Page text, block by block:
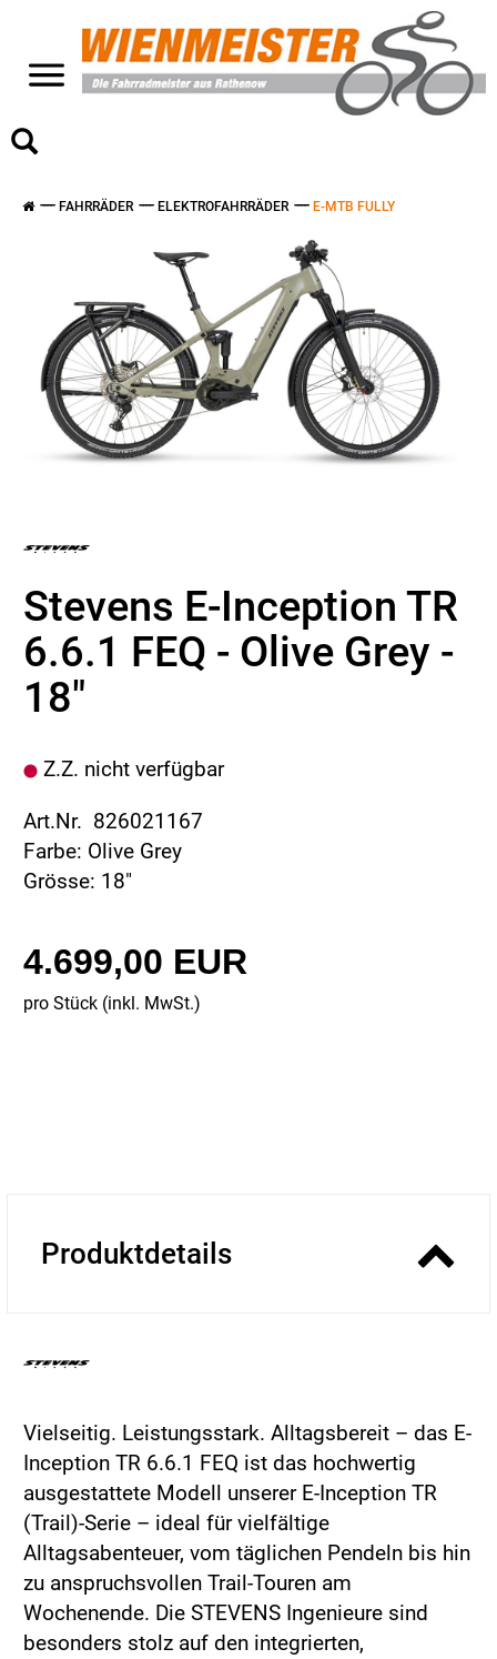
FAHRRÄDER ELEKTROFAHRRÄDER E-MTB FULLY
Stevens E-Inception TR
6.6.1 FEQ - Olive Grey -
18"
Z.Z. nicht verfügbar
Art.Nr. 826021167
Farbe: Olive Grey
Grösse: 18"
4.699,00 EUR
pro Stück (inkl. MwSt.)
Produktdetails
Vielseitig. Leistungsstark. Alltagsbereit – das E-
Inception TR 6.6.1 FEQ ist das hochwertig
ausgestattete Modell unserer E-Inception TR
(Trail)-Serie – ideal für vielfältige
Alltagsabenteuer, vom täglichen Pendeln bis hin
zu anspruchsvollen Trail-Touren am
Wochenende. Die STEVENS Ingenieure sind
besonders stolz auf den integrierten,